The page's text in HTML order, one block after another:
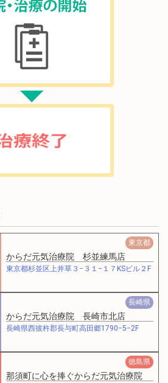
東京都
からだ元気治療院 杉並練馬店
東京都杉並区上井草３−３１−１７KSビル２F
長崎県
からだ元気治療院 長崎市北店
長崎県西彼杵郡長与町高田郷1790−5−2F
徳島県
那須町に心を捧ぐからだ元気治療院